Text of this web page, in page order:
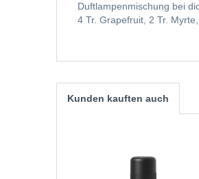
Duftlampenmischung bei
4 Tr. Grapefruit, 2 Tr.
Kunden kauften auch